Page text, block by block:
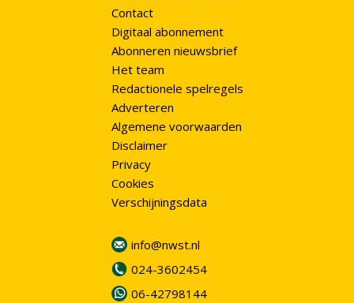
Contact
Digitaal abonnement
Abonneren nieuwsbrief
Het team
Redactionele spelregels
Adverteren
Algemene voorwaarden
Disclaimer
Privacy
Cookies
Verschijningsdata
info@nwst.nl
024-3602454
06-42798144